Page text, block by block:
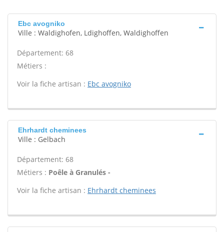
Ebc avogniko
Ville : Waldighofen, Ldighoffen, Waldighoffen
Département: 68
Métiers :
Voir la fiche artisan : Ebc avogniko
Ehrhardt cheminees
Ville : Gelbach
Département: 68
Métiers : Poêle à Granulés -
Voir la fiche artisan : Ehrhardt cheminees